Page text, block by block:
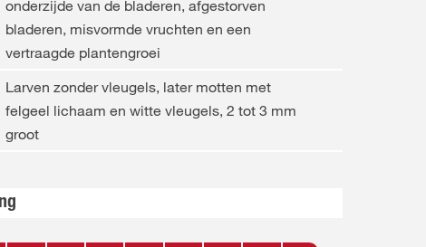
onderzijde van de bladeren, afgestorven
bladeren, misvormde vruchten en een
vertraagde plantengroei
Larven zonder vleugels, later motten met
felgeel lichaam en witte vleugels, 2 tot 3 mm
groot